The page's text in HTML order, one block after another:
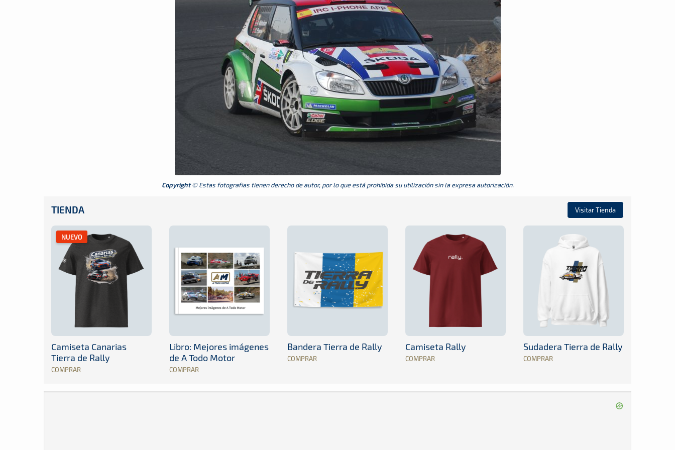
Copyright© Estas fotografias tienen derecho de autor, por lo que está prohibida su utilización sin la expresa autorización.
TIENDA Visitar Tienda
NUEVO
Camiseta Canarias
Tierra de Rally
COMPRAR
Libro: Mejores imágenes
de A Todo Motor
COMPRAR
Bandera Tierra de Rally
COMPRAR
Camiseta Rally
COMPRAR
Sudadera Tierra de Rally
COMPRAR